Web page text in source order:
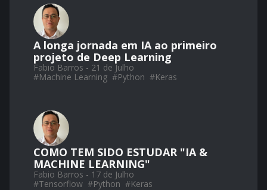
A longa jornada em IA ao primeiro
projeto de Deep Learning
Fabio Barros - 21 de Julho
#Machine Learning #Python #Keras
COMO TEM SIDO ESTUDAR "IA &
MACHINE LEARNING"
Fabio Barros - 17 de Julho
#Tensorflow #Python #Keras